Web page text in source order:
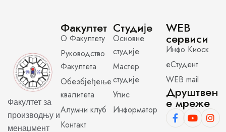
Факултет за
производњу и
менаџмент
Факултет
О Факултету
Руководство
Факултета
Обезбјеђење
квалитета
Алумни клуб
Контакт
Студије
Основне
студије
Мастер
студије
Упис
Информатор
WEB
сервиси
Инфо Киоск
еСтудент
WEB mail
Друштвен
е мреже